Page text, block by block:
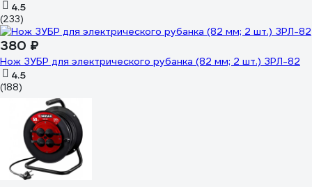
4.5
(233)
380 ₽
Нож ЗУБР для электрического рубанка (82 мм; 2 шт.) ЗРЛ-82
4.5
(188)